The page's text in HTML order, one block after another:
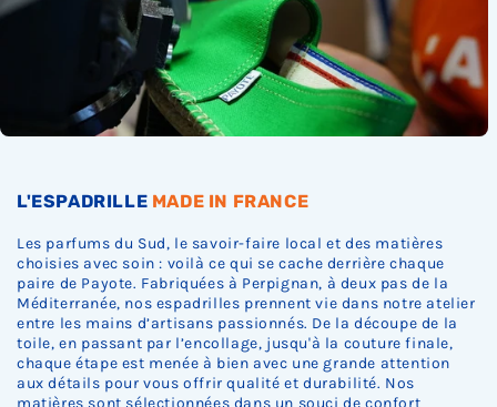
c
k
k
k
.
c
L'ESPADRILLE MADE IN FRANCE
Les parfums du Sud, le savoir-faire local et des matières
choisies avec soin : voilà ce qui se cache derrière chaque
paire de Payote. Fabriquées à Perpignan, à deux pas de la
Méditerranée, nos espadrilles prennent vie dans notre atelier
entre les mains d’artisans passionnés. De la découpe de la
toile, en passant par l’encollage, jusqu'à la couture finale,
chaque étape est menée à bien avec une grande attention
aux détails pour vous offrir qualité et durabilité. Nos
matières sont sélectionnées dans un souci de confort